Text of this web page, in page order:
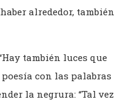
alrededor, también
también luces que
con las palabras
la negrura: “Tal vez